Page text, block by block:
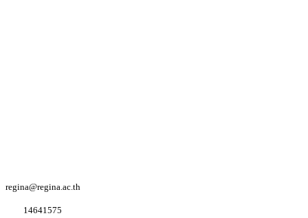
regina@regina.ac.th
1 4641 575